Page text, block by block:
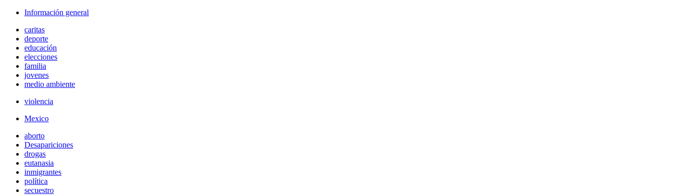
Información general
caritas
deporte
educación
elecciones
familia
jovenes
medio ambiente
violencia
Mexico
aborto
Desapariciones
drogas
eutanasia
inmigrantes
política
secuestro